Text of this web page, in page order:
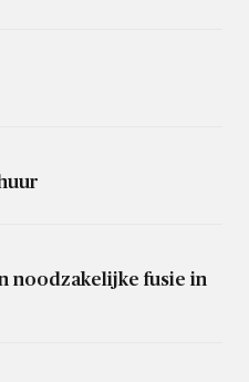
noodzakelijke fusie in